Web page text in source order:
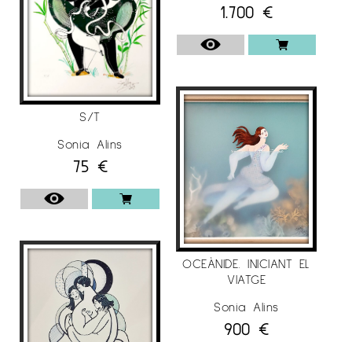
S/T
Sonia Alins
75 €
1.700 €
OCEÀNIDE. INICIANT EL
VIATGE
Sonia Alins
900 €